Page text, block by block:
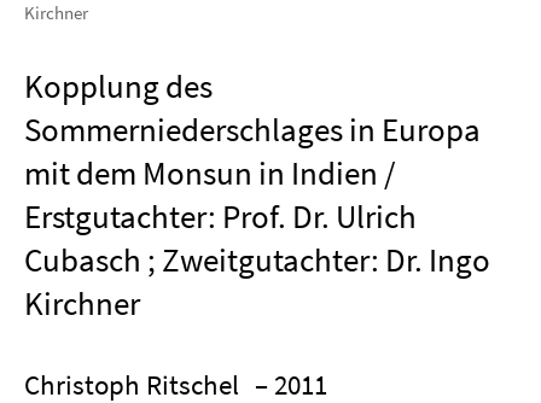
Kirchner
Kopplung des
Sommerniederschlages in Europa
mit dem Monsun in Indien /
Erstgutachter: Prof. Dr. Ulrich
Cubasch ; Zweitgutachter: Dr. Ingo
Kirchner
Christoph Ritschel – 2011